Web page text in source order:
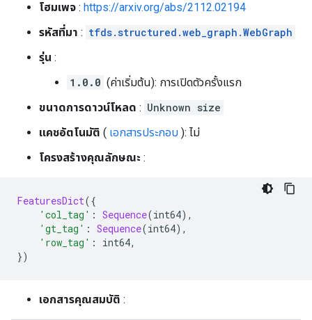
โฮมเพจ : https://arxiv.org/abs/2112.02194
รหัสที่มา : tfds.structured.web_graph.WebGraph
รุ่น :
1.0.0 (ค่าเริ่มต้น): การเปิดตัวครั้งแรก
ขนาดการดาวน์โหลด : Unknown size
แคชอัตโนมัติ ( เอกสารประกอบ ): ไม่
โครงสร้างคุณลักษณะ :
FeaturesDict({
'col_tag' : Sequence(int64),
'gt_tag' : Sequence(int64),
'row_tag' : int64,
})
เอกสารคุณสมบัติ :